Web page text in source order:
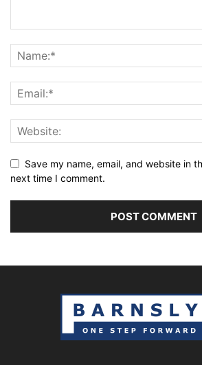
Save my name, email, and website in
next time I comment.